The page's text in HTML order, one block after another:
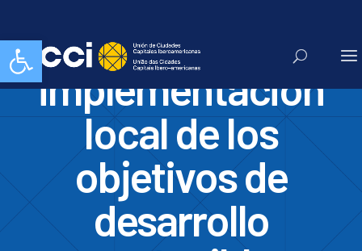
Abrir barra de herramientas
estrategia de
implementacion
local de los
objetivos de
desarrollo